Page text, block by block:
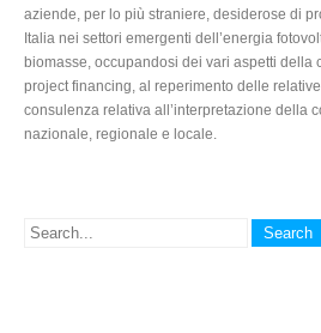
aziende, per lo più straniere, desiderose di
Italia nei settori emergenti dell’energia
biomasse, occupandosi dei vari aspetti della
project financing, al reperimento delle
consulenza relativa all’interpretazione della
nazionale, regionale e locale.